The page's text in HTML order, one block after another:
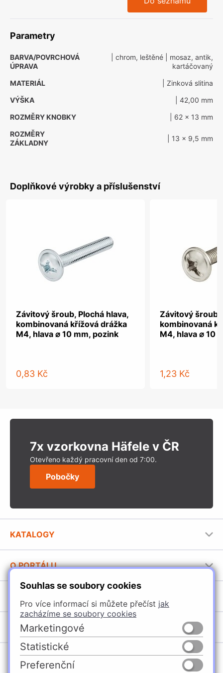
Souhlas se soubory cookies
Pro více informací si můžete přečíst jak
zacházíme se soubory cookies
Marketingové
Statistické
Preferenční
Parametry
BARVA/POVRCHOVÁ
ÚPRAVA
| chrom, leštěné | mosaz, antik,
kartáčovaný
MATERIÁL
| Zinková slitina
VÝŠKA
| 42,00 mm
ROZMĚRY KNOBKY
| 62 x 13 mm
ROZMĚRY
ZÁKLADNY
| 13 x 9,5 mm
Doplňkové výrobky a příslušenství
Závitový šroub, Plochá hlava,
kombinovaná křížová drážka
M4, hlava ⌀ 10 mm, pozink
0,83 Kč
Závitový šroub,
kombinovaná
M4, hlava ⌀ 10
1,23 Kč
7x vzorkovna Häfele v ČR
Otevřeno každý pracovní den od 7:00.
Pobočky
KATALOGY
Stavební katalog Häfele
Brožury Häfele
O PORTÁLU
Provozovatel portálu
Jak používat portál
Úchytky
Nábytkové kování
Vybavení kuchyní
Osvětlení a elektro
POBOČKY
Domašín
Vyškov